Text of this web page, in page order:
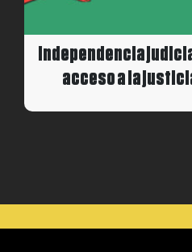
Independencia
acceso a la